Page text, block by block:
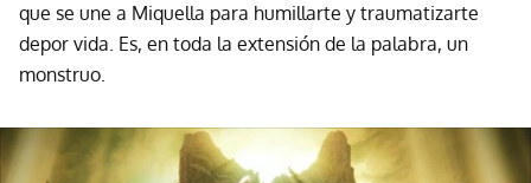
que se une a Miquella para humillarte y traumatizarte
depor vida. Es, en toda la extensión de la palabra, un
monstruo.